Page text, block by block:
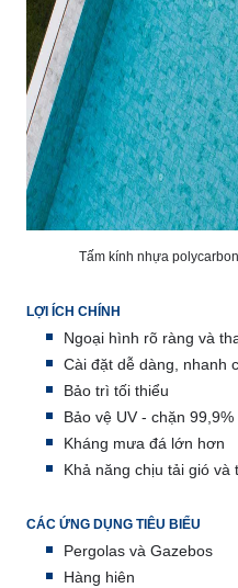
Tấm kính nhựa
LỢI ÍCH CHÍNH
Ngoại hình rõ ràng và
Cài đặt dễ dàng, nhanh
Bảo trì tối thiểu
Bảo vệ UV - chặn
Kháng mưa đá lớn hơn
Khả năng chịu tải gió và
CÁC ỨNG DỤNG TIÊU BIỂU
Pergolas và Gazebos
Hàng hiên